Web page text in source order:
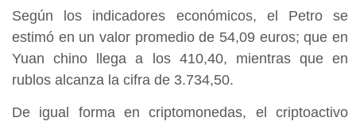
Según los indicadores económicos, el Petro se
estimó en un valor promedio de 54,09 euros; que en
Yuan chino llega a los 410,40, mientras que en
rublos alcanza la cifra de 3.734,50.
De igual forma en criptomonedas, el criptoactivo